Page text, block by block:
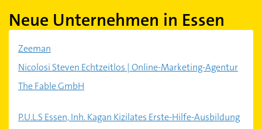
Neue Unternehmen in Essen
Zeeman
Nicolosi Steven Echtzeitlos | Online-Marketing-Agentur
The Fable GmbH
P.U.L.S Essen, Inh. Kagan Kizilates Erste-Hilfe-Ausbildung